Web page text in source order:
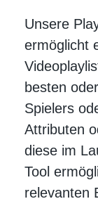
Unsere
ermöglicht
besten
Spielers
Attributen
diese im
Tool
relevanten